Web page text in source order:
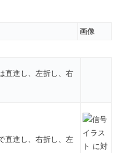
画像
直進し、左折し、右
直進し、右折し、左